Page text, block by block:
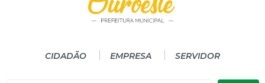
CIDADÃO EMPRESA SERVIDOR